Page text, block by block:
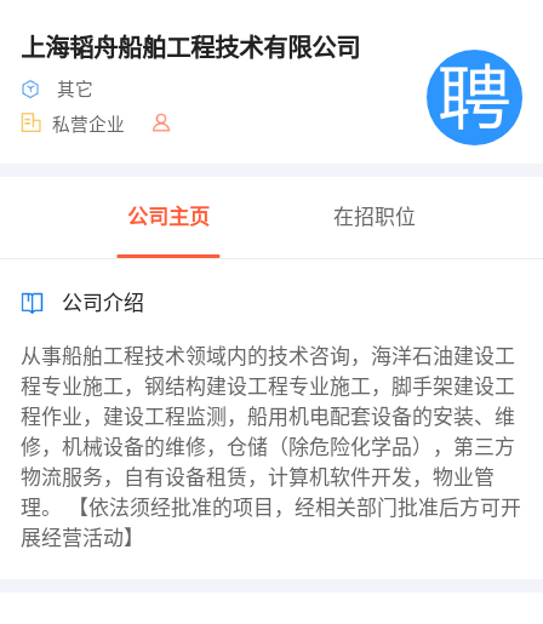
上海韬舟船舶工程技术有限公司
其它
私营企业
公司主页 在招职位
公司介绍
从事船舶工程技术领域内的技术咨询，海洋石油建设工
程专业施工，钢结构建设工程专业施工，脚手架建设工
程作业，建设工程监测，船用机电配套设备的安装、维
修，机械设备的维修，仓储（除危险化学品），第三方
物流服务，自有设备租赁，计算机软件开发，物业管
理。 【依法须经批准的项目，经相关部门批准后方可开
展经营活动】